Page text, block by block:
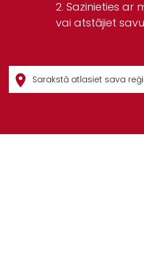
Sazinieties ar
vai atstājiet